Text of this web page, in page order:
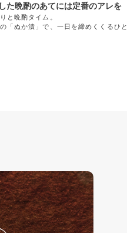
た晩酌のあてには定番のアレを
と晩酌タイム。
「ぬか漬」で、一日を締めくくるひ